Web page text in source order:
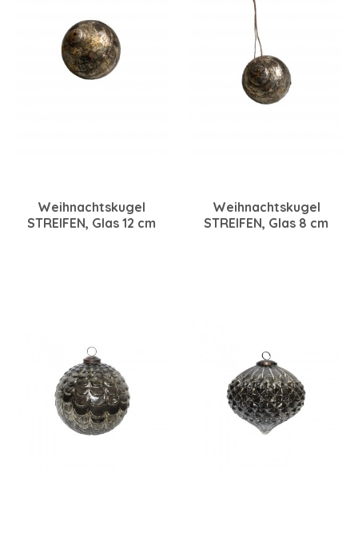
Weihnachtskugel
STREIFEN, Glas 12 cm
Weihnachtskugel
STREIFEN, Glas 8 cm